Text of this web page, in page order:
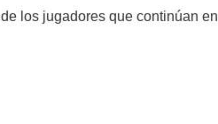
los jugadores que continúan en